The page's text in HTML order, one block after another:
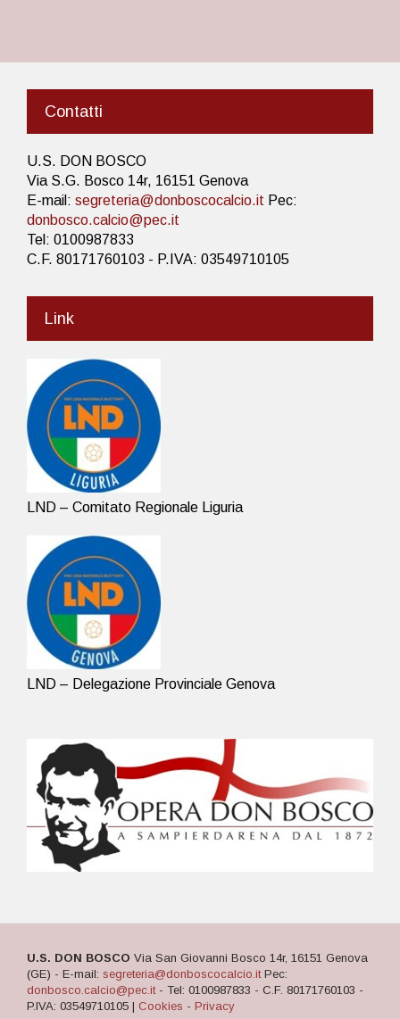
Contatti
U.S. DON BOSCO
Via S.G. Bosco 14r, 16151 Genova
E-mail: segreteria@donboscocalcio.it Pec:
donbosco.calcio@pec.it
Tel: 0100987833
C.F. 80171760103 - P.IVA: 03549710105
Link
LND – Comitato Regionale Liguria
LND – Delegazione Provinciale Genova
U.S. DON BOSCO Via San Giovanni Bosco 14r, 16151 Genova
(GE) - E-mail: segreteria@donboscocalcio.itPec:
donbosco.calcio@pec.it- Tel: 0100987833 - C.F. 80171760103 -
P.IVA: 03549710105 | Cookies - Privacy